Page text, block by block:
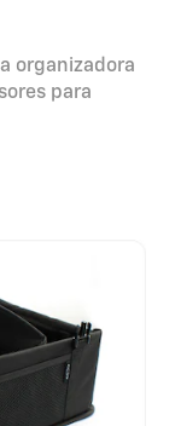
organizadora
para